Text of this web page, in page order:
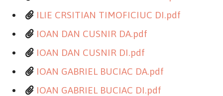
ILIE CRSITIAN TIMOFICIUC DI.pdf
IOAN DAN CUSNIR DA.pdf
IOAN DAN CUSNIR DI.pdf
IOAN GABRIEL BUCIAC DA.pdf
IOAN GABRIEL BUCIAC DI.pdf